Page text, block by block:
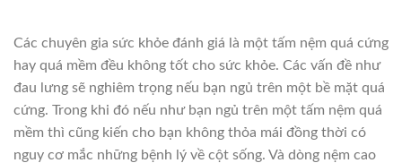
Các chuyên gia sức khỏe đánh giá là một tấm nệm quá cứng
hay quá mềm đều không tốt cho sức khỏe. Các vấn đề như
đau lưng sẽ nghiêm trọng nếu bạn ngủ trên một bề mặt quá
cứng. Trong khi đó nếu như bạn ngủ trên một tấm nệm quá
mềm thì cũng kiến cho bạn không thỏa mái đồng thời có
nguy cơ mắc những bệnh lý về cột sống. Và dòng nệm cao